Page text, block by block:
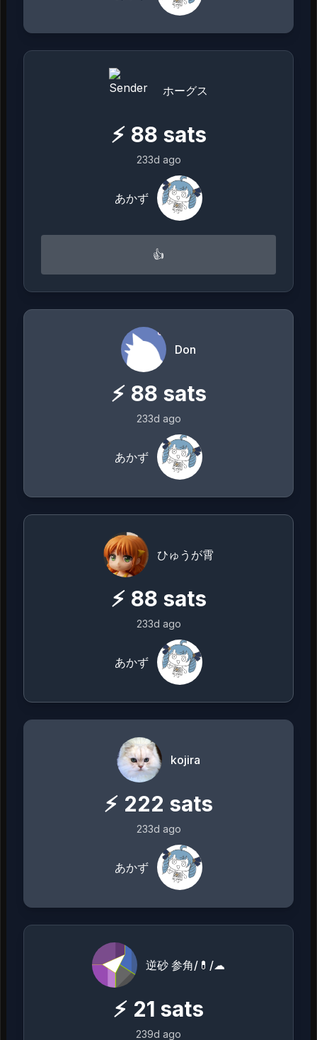
ホーグス
⚡ 88 sats
233d ago
あかず
👍
Don
⚡ 88 sats
233d ago
あかず
ひゅうが霄
⚡ 88 sats
233d ago
あかず
kojira
⚡ 222 sats
233d ago
あかず
逆砂 参角/💊/☁
⚡ 21 sats
239d ago